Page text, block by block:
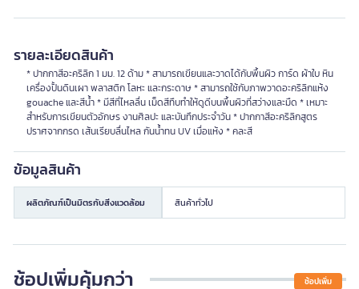
รายละเอียดสินค้า
* ปากกาสีอะคริลิก 1 มม. 12 ด้าม * สามารถเขียนและวาดได้กับพื้นผิว การ์ด ผ้าใบ หิน
เครื่องปั้นดินเผา พลาสติก โลหะ และกระดาษ * สามารถใช้กับภาพวาดอะคริลิกแห้ง
gouache และสีน้ำ * มีสีที่ไหลลื่น เม็ดสีทึบทำให้ดูดีบนพื้นผิวที่สว่างและมืด * เหมาะ
สำหรับการเขียนตัวอักษร งานศิลปะ และบันทึกประจำวัน * ปากกาสีอะคริลิกสูตร
ปราศจากกรด เส้นเรียบลื่นไหล กันน้ำทน UV เมื่อแห้ง * คละสี
ข้อมูลสินค้า
ผลิตภัณฑ์เป็นมิตรกับสิ่งแวดล้อม สินค้าทั่วไป
ช้อปเพิ่มคุ้มกว่า ช้อปเพิ่ม